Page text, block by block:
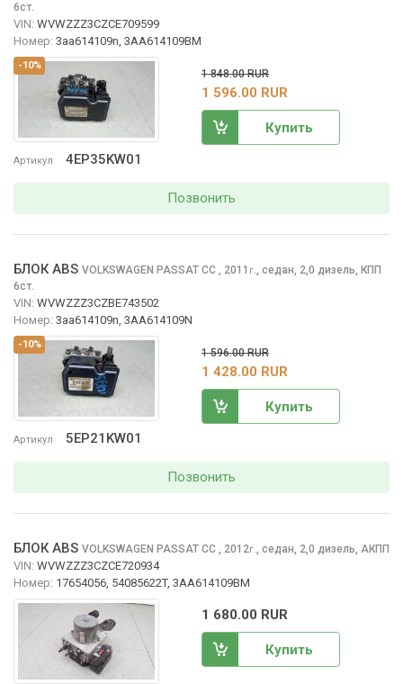
-10%
Артикул 4EP35KW01
6ст.
VIN: WVWZZZ3CZCE709599
Номер: 3aa614109n, 3AA614109BM
1 848.00 RUR
1 596.00 RUR
Купить
Позвонить
-10%
Артикул 5EP21KW01
БЛОК ABS VOLKSWAGEN PASSAT CC , 2011 г., седан, 2,0 дизель, КПП
6ст.
VIN: WVWZZZ3CZBE743502
Номер: 3aa614109n, 3AA614109N
1 596.00 RUR
1 428.00 RUR
Купить
Позвонить
БЛОК ABS VOLKSWAGEN PASSAT CC , 2012г., седан, 2,0 дизель, АКПП
VIN: WVWZZZ3CZCE720934
Номер: 17654056, 54085622T, 3AA614109BM
1 680.00 RUR
Купить